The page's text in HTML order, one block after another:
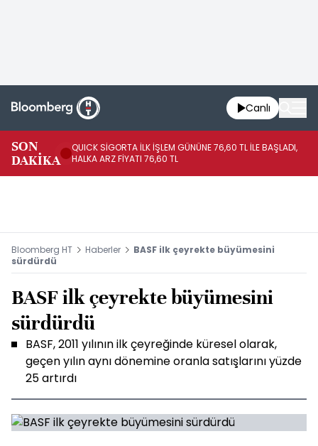
Canlı
SON
DAKİKA
QUICK SİGORTA İLK İŞLEM GÜNÜNE 76,60 TL İLE BAŞLADI,
HALKA ARZ FİYATI 76,60 TL
Bloomberg HT Haberler
BASF ilk çeyrekte büyümesini
sürdürdü
BASF ilk çeyrekte büyümesini
sürdürdü
BASF, 2011 yılının ilk çeyreğinde küresel olarak,
geçen yılın aynı dönemine oranla satışlarını yüzde
25 artırdı